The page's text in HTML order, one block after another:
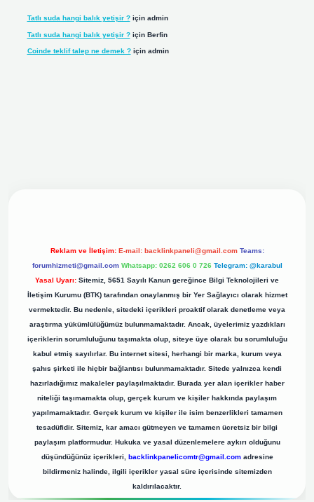
Tatlı suda hangi balık yetişir ?için admin
Tatlı suda hangi balık yetişir ?için Berfin
Coinde teklif talep ne demek ?için admin
Reklam ve İletişim: E-mail: backlinkpaneli@gmail.com Teams:
forumhizmeti@gmail.com Whatsapp: 0262 606 0 726 Telegram: @karabul
Yasal Uyarı: Sitemiz, 5651 Sayılı Kanun gereğince Bilgi Teknolojileri ve
İletişim Kurumu (BTK) tarafından onaylanmış bir Yer Sağlayıcı olarak hizmet
vermektedir. Bu nedenle, sitedeki içerikleri proaktif olarak denetleme veya
araştırma yükümlülüğümüz bulunmamaktadır. Ancak, üyelerimiz yazdıkları
içeriklerin sorumluluğunu taşımakta olup, siteye üye olarak bu sorumluluğu
kabul etmiş sayılırlar. Bu internet sitesi, herhangi bir marka, kurum veya
şahıs şirketi ile hiçbir bağlantısı bulunmamaktadır. Sitede yalnızca kendi
hazırladığımız makaleler paylaşılmaktadır. Burada yer alan içerikler haber
niteliği taşımamakta olup, gerçek kurum ve kişiler hakkında paylaşım
yapılmamaktadır. Gerçek kurum ve kişiler ile isim benzerlikleri tamamen
tesadüfidir. Sitemiz, kar amacı gütmeyen ve tamamen ücretsiz bir bilgi
paylaşım platformudur. Hukuka ve yasal düzenlemelere aykırı olduğunu
düşündüğünüz içerikleri, backlinkpanelicomtr@gmail.comadresine
bildirmeniz halinde, ilgili içerikler yasal süre içerisinde sitemizden
kaldırılacaktır.